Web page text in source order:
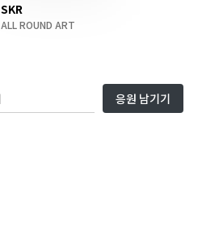
SKR
ALL ROUND ART
응원 남기기